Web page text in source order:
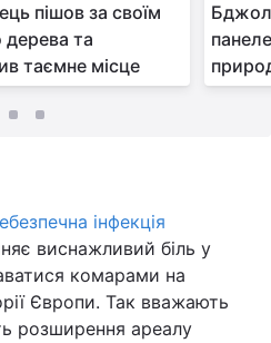
пішов за своїм
та
таємне місце
інфекція
виснажливий біль у
комарами на
Європи. Так вважають
розширення ареалу